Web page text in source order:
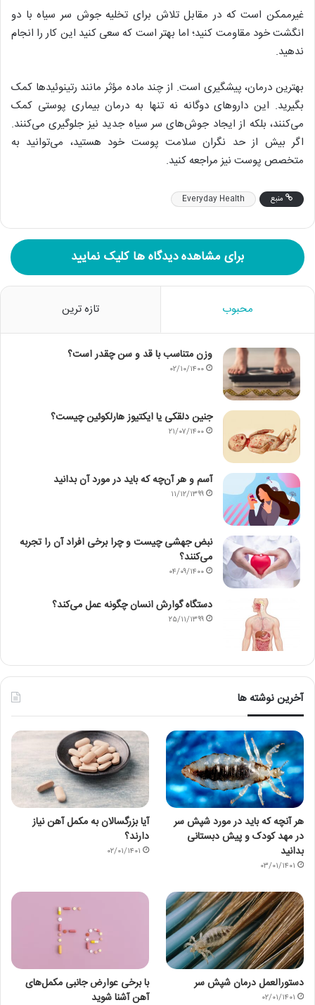
غیرممکن است که در مقابل تلاش برای تخلیه جوش سر سیاه با دو
انگشت خود مقاومت کنید؛ اما بهتر است که سعی کنید این کار را انجام
ندهید.
بهترین درمان، پیشگیری است. از چند ماده مؤثر مانند رتینوئید‌ها کمک
بگیرید. این دارو‌های دوگانه نه تنها به درمان بیماری پوستی کمک
می‌کنند، بلکه از ایجاد جوش‌های سر سیاه جدید نیز جلوگیری می‌کنند.
اگر بیش از حد نگران سلامت پوست خود هستید، می‌توانید به
متخصص پوست نیز مراجعه کنید.
منبع Everyday Health
برای مشاهده دیدگاه ها کلیک نمایید
محبوب تازه ترین
وزن متناسب با قد و سن چقدر است؟
۰۲/۱۰/۱۴۰۰
جنین دلقکی یا ایکتیوز هارلکوئین چیست؟
۲۱/۰۷/۱۴۰۰
آسم و هر آن‌چه که باید در مورد آن بدانید
۱۱/۱۲/۱۳۹۹
نبض جهشی چیست و چرا برخی افراد آن را تجربه
می‌کنند؟
۰۴/۰۹/۱۴۰۰
دستگاه گوارش انسان چگونه عمل می‌کند؟
۲۵/۱۱/۱۳۹۹
آخرین نوشته ها
هر آنچه که باید در مورد شپش سر
در مهد کودک و پیش دبستانی
بدانید
۰۳/۰۱/۱۴۰۱
آیا بزرگسالان به مکمل آهن نیاز
دارند؟
۰۲/۰۱/۱۴۰۱
دستورالعمل درمان شپش سر
۰۲/۰۱/۱۴۰۱
با برخی عوارض جانبی مکمل‌های
آهن آشنا شوید